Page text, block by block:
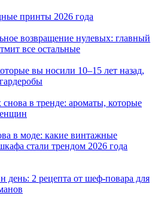
принты 2026 года
возвращение нулевых: главный
все остальные
вы носили 10–15 лет назад,
в тренде: ароматы, которые
в моде: какие винтажные
стали трендом 2026 года
день: 2 рецепта от шеф-повара для